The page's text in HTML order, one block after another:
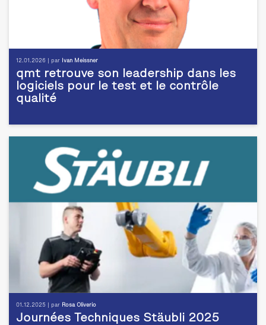
12.01.2026 | par Ivan Meissner
qmt retrouve son leadership dans les
logiciels pour le test et le contrôle
qualité
01.12.2025 | par Rosa Oliverio
Journées Techniques Stäubli 2025